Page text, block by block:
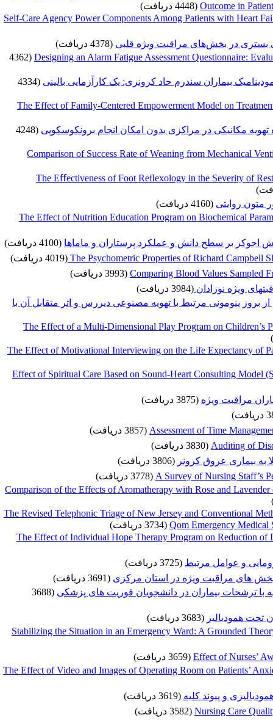
Outcome in (4448 دریافت)
Self-Care Agency Power Components Among Patients with Heart
بستری در بخش‌های مراقبت ویژه قلبی (4378 دریافت)
Designing an Alarm Fatigue Assessment Questionnaire:
(4362
بیماران سندرم حاد کرونری: یک کارآزمایی بالینی (4334
The Effect of Family-Centered Empowerment Model on
مکانیکی در مراکزی بدون امکان انجام برونکوسکوپی (4248
Comparison of Success Rate of Weaning from Mechanical
The Eﬀectiveness of Foot Reﬂexology in the Severity of
متون روایتی (4160 دریافت)
The Effect of Nutrition Education Program on Biochemical
اجوکر بر سطح دانش و عملکرد پرستاران و ماماها (4100 دریافت)
The Psychometric Properties of Richard Campbell (4019 دریافت)
Comparing Blood Values Sampled (3993 دریافت)
ویژه نوزادان (3984 دریافت)
بروز پنومونی مرتبط با تهویه مصنوعی دیررس و اثر متقابل آن با
The Effect of a Multi-Dimensional Play Program on Children’s
The Effect of Motivational Interviewing on the Life Expectancy of
Effect of Spiritual Care Based on Sound-Heart Consulting Model
مراقبت ویژه (3875 دریافت)
Assessment of Time (3857 دریافت)
Auditing of (3830 دریافت)
به بیماری عروق کرونر (3806 دریافت)
A Survey of Nursing Staff’s (3778 دریافت)
Comparison of the Effects of Aromatherapy with Rose and
The Revised Telephonic Triage of New Jersey and Conventional
Qom Emergency Medical (3734 دریافت)
The Effect of Individual Hope Therapy Program on Reduction of
و عوامل مرتبط (3725 دریافت)
های مراقبت ویژه در استان مرکزی (3691 دریافت)
ترشحات بیماران در دانشجویان فوریت های پزشکی (3688
تحت همودیالیز (3683 دریافت)
Stabilizing the Situation in an Emergency Ward: A Grounded
Effect of Nurses’ (3659 دریافت)
The Effect of Video and Images of Operating Room on Patients’
و پیوند کلیه (3619 دریافت)
Nursing Care (3582 دریافت)